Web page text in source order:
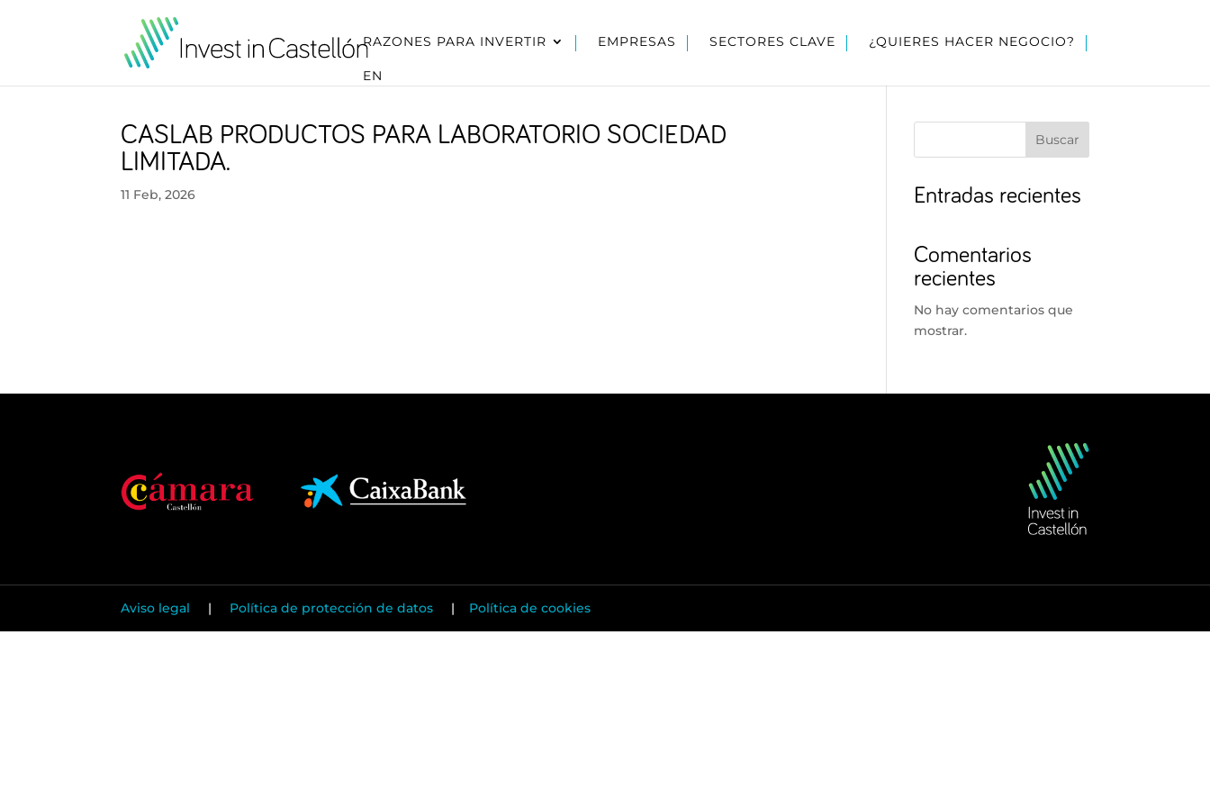
RAZONES PARA INVERTIR EMPRESAS SECTORES CLAVE ¿QUIERES HACER NEGOCIO?
EN
CASLAB PRODUCTOS PARA LABORATORIO SOCIEDAD
LIMITADA.
11 Feb, 2026
Buscar
Entradas recientes
Comentarios
recientes
No hay comentarios que
mostrar.
Aviso legal | Política de protección de datos | Política de cookies